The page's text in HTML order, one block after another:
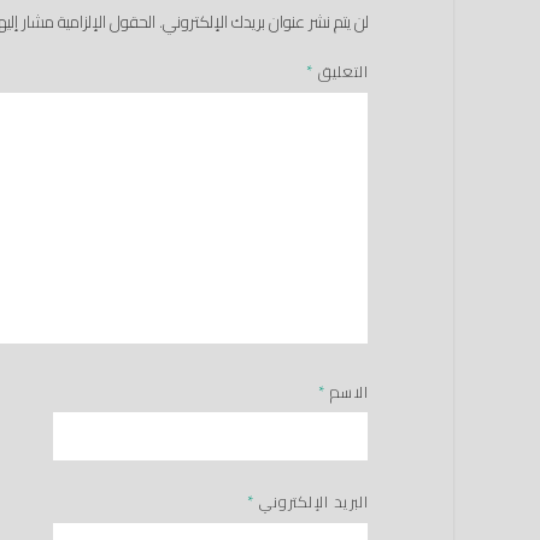
لن يتم نشر عنوان بريدك الإلكتروني.الحقول الإلزامية مشار
التعليق *
الاسم *
البريد الإلكتروني *